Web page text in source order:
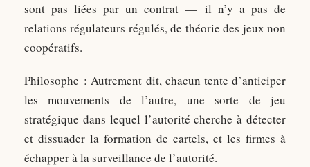
sont pas liées par un contrat — il n’y a pas de
relations régulateurs régulés, de théorie des jeux non
coopératifs.
Philosophe : Autrement dit, chacun tente d’anticiper
les mouvements de l’autre, une sorte de jeu
stratégique dans lequel l’autorité cherche à détecter
et dissuader la formation de cartels, et les firmes à
échapper à la surveillance de l’autorité.